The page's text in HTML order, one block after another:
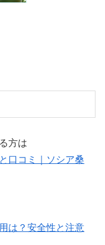
方は
口コミ｜ソシア桑
は？安全性と注意